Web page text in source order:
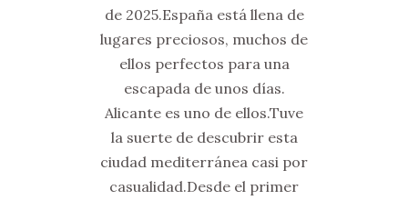
de 2025.España está llena de
lugares preciosos, muchos de
ellos perfectos para una
escapada de unos días.
Alicante es uno de ellos.Tuve
la suerte de descubrir esta
ciudad mediterránea casi por
casualidad.Desde el primer